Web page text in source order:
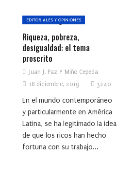
EDITORIALES Y OPINIONES
Riqueza, pobreza,
desigualdad: el tema
proscrito
Juan J. Paz Y Miño Cepeda
18 diciembre, 2019
3240
En el mundo contemporáneo
y particularmente en América
Latina, se ha legitimado la idea
de que los ricos han hecho
fortuna con su trabajo...